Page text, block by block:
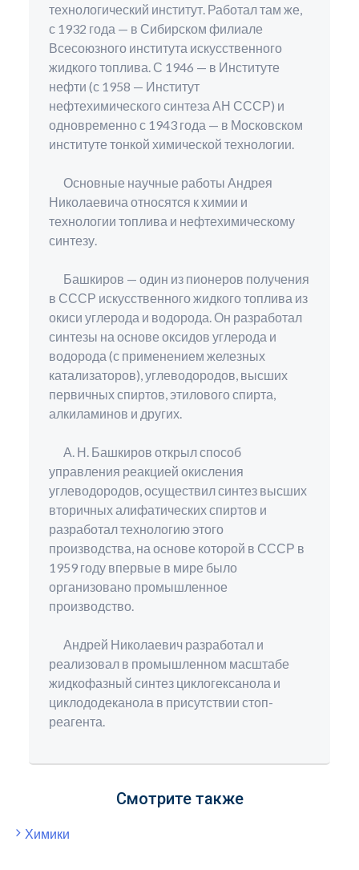
технологический институт. Работал там же,
с 1932 года — в Сибирском филиале
Всесоюзного института искусственного
жидкого топлива. С 1946 — в Институте
нефти (с 1958 — Институт
нефтехимического синтеза АН СССР) и
одновременно с 1943 года — в Московском
институте тонкой химической технологии.
Основные научные работы Андрея
Николаевича относятся к химии и
технологии топлива и нефтехимическому
синтезу.
Башкиров — один из пионеров получения
в СССР искусственного жидкого топлива из
окиси углерода и водорода. Он разработал
синтезы на основе оксидов углерода и
водорода (с применением железных
катализаторов), углеводородов, высших
первичных спиртов, этилового спирта,
алкиламинов и других.
А. Н. Башкиров открыл способ
управления реакцией окисления
углеводородов, осуществил синтез высших
вторичных алифатических спиртов и
разработал технологию этого
производства, на основе которой в СССР в
1959 году впервые в мире было
организовано промышленное
производство.
Андрей Николаевич разработал и
реализовал в промышленном масштабе
жидкофазный синтез циклогексанола и
циклододеканола в присутствии стоп-
реагента.
Смотрите также
Химики